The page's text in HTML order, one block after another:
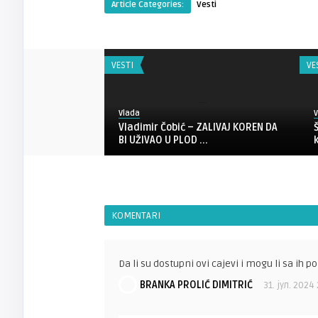
Article Categories: Vesti
VESTI
Vlada
Vladimir Čobić – ZALIVAJ KOREN DA
BI UŽIVAO U PLOD ...
KOMENTARI
Da li su dostupni ovi cajevi i mogu li sa ih
BRANKA PROLIĆ DIMITRIĆ
31. јул. 2024